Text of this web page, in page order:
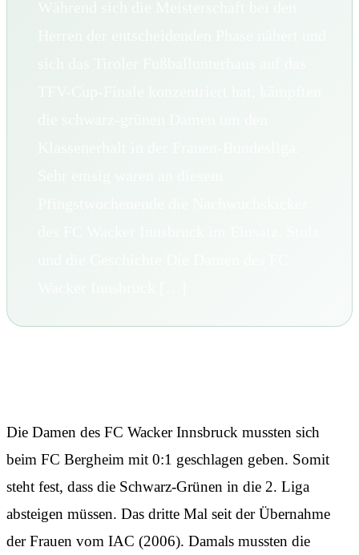
Die Damen des FC Wacker Innsbruck mussten sich
beim FC Bergheim mit 0:1 geschlagen geben. Somit
steht fest, dass die Schwarz-Grünen in die 2. Liga
absteigen müssen. Das dritte Mal seit der Übernahme
der Frauen vom IAC (2006). Damals mussten die